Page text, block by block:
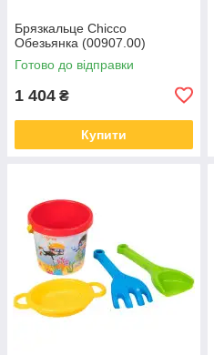
Брязкальце Chicco
Обезьянка (00907.00)
Готово до відправки
1 404 ₴
Купити